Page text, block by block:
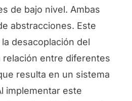
de bajo nivel. Ambas
abstracciones. Este
desacoplación del
relación entre diferentes
resulta en un sistema
implementar este